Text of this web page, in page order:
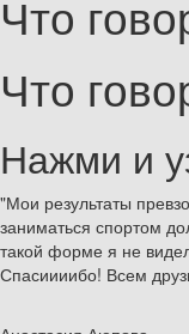
Что
Что
Нажми и
"Мои результаты
заниматься спортом
такой форме я не
Спасиииибо! Всем